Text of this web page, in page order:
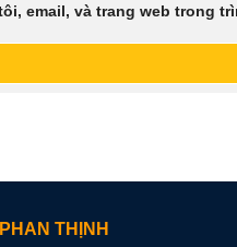
email, và trang web trong
THỊNH